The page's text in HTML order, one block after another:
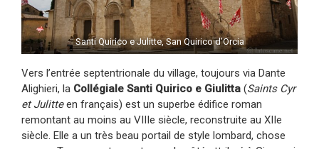
Santi Quirico e Julitte, San Quirico d’Orcia
Vers l’entrée septentrionale du village, toujours via Dante
Alighieri, la Collégiale Santi Quirico e Giulitta (Saints Cyr
et Julitteen français) est un superbe édifice roman
remontant au moins au VIIIe siècle, reconstruite au XIIe
siècle. Elle a un très beau portail de style lombard, chose